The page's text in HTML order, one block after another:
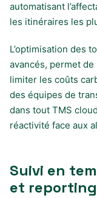
automatisant
les itinéraires les
L’optimisation des
avancés, permet
limiter les coûts
des équipes de
dans tout TMS
réactivité face aux
Suivi en
et reporting